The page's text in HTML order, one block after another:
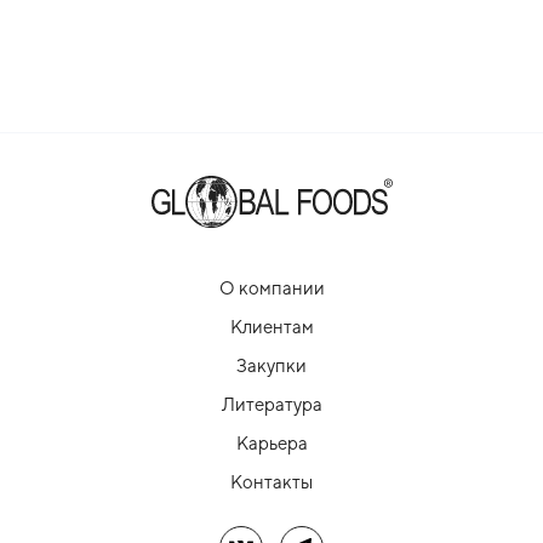
О компании
Клиентам
Закупки
Литература
Карьера
Контакты